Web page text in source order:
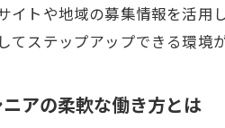
イトや地域の募集情報を活
てステップアップできる環境
アの柔軟な働き方とは